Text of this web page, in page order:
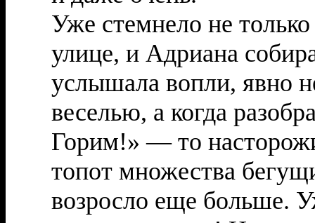
Уже стемнело не
улице, и Адриана
услышала вопли, явно
веселью, а когда
Горим!» — то
топот множества
возросло еще больше.